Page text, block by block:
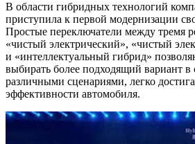
В области гибридных технологий
приступила к первой модернизации
Простые переключатели между тремя
«чистый электрический», «чистый
и «интеллектуальный гибрид»
выбирать более подходящий вариант в
различными сценариями, легко
эффективности автомобиля.